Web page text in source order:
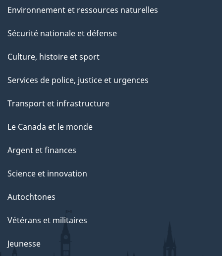
Environnement et ressources naturelles
Sécurité nationale et défense
Culture, histoire et sport
Services de police, justice et urgences
Transport et infrastructure
Le Canada et le monde
Argent et finances
Science et innovation
Autochtones
Vétérans et militaires
Jeunesse